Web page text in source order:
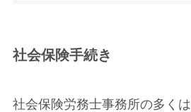
社会保険手続き
社会保険労務士事務所の多く